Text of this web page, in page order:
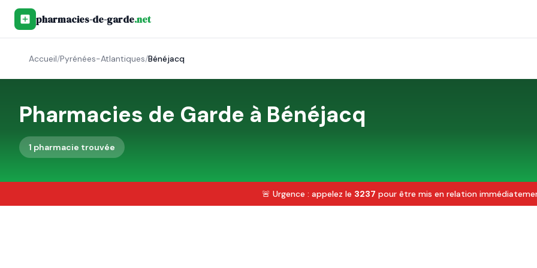
pharmacies-de-garde.net
Accueil/Pyrénées-Atlantiques/Bénéjacq
Pharmacies de Garde à Bénéjacq
1 pharmacie trouvée
🚨 Urgence : appelez le 3237 pour être mis en relation